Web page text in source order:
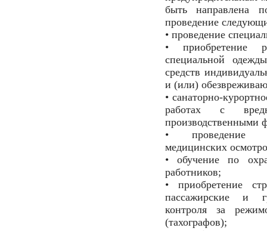
быть направлена
проведение
• проведение
• приобретение
специальной
средств
и (или)
• санаторно-
работах с
производственными
• проведение
медицинских
• обучение по
работников;
• приобретение
пассажирские и
контроля за
(тахографов);